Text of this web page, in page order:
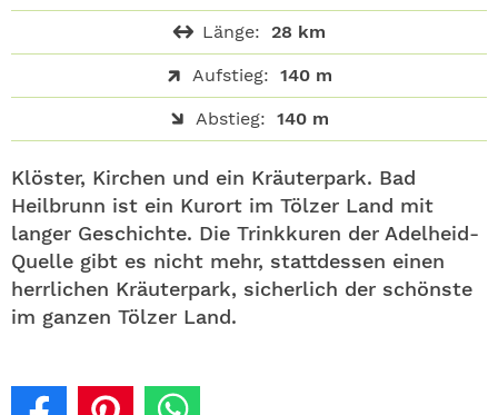
Länge: 28 km
Aufstieg: 140 m
Abstieg: 140 m
Klöster, Kirchen und ein Kräuterpark. Bad
Heilbrunn ist ein Kurort im Tölzer Land mit
langer Geschichte. Die Trinkkuren der Adelheid-
Quelle gibt es nicht mehr, stattdessen einen
herrlichen Kräuterpark, sicherlich der schönste
im ganzen Tölzer Land.